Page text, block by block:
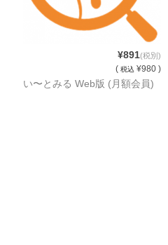
¥891(税別)
( 税込 ¥980 )
い〜とみる Web版 (月額会員)